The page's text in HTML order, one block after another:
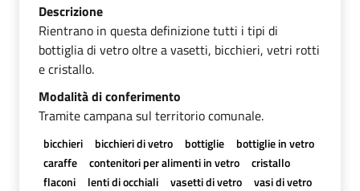
Descrizione
Rientrano in questa definizione tutti i tipi di
bottiglia di vetro oltre a vasetti, bicchieri, vetri rotti
e cristallo.
Modalità di conferimento
Tramite campana sul territorio comunale.
bicchieri bicchieri di vetro bottiglie
bottiglie in vetro
caraffe
contenitori per alimenti in vetro
cristallo
flaconi
lenti di occhiali vasetti di vetro
vasi di vetro